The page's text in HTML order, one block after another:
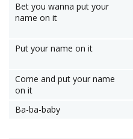
Bet you wanna put your
name on it
Put your name on it
Come and put your name
on it
Ba-ba-baby